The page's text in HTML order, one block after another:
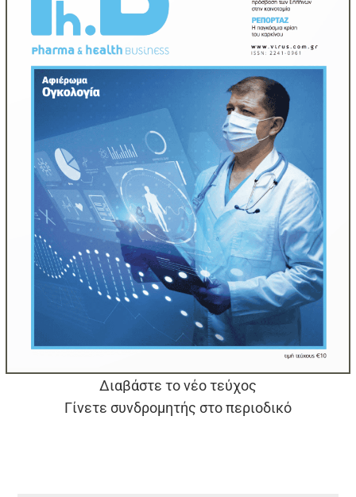
Διαβάστε το νέο τεύχος
Γίνετε συνδρομητής στο περιοδικό